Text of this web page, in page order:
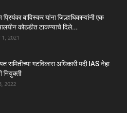
प्रियंका बाविस्कर यांना जिल्हाधिकाऱ्यांनी एक
कोठडीत टाकण्याचे दिले...
2021
समितीच्या गटविकास अधिकारी पदी IAS नेहा
नियुक्ती
2022